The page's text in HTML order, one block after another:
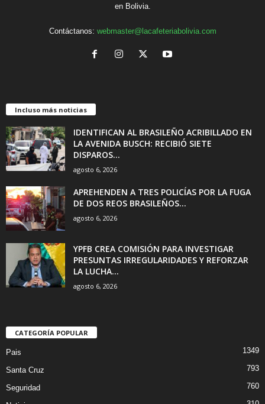
en Bolivia.
Contáctanos: webmaster@lacafeteriabolivia.com
Incluso más noticias
IDENTIFICAN AL BRASILEÑO ACRIBILLADO EN
LA AVENIDA BUSCH: RECIBIÓ SIETE
DISPAROS...
agosto 6, 2026
APREHENDEN A TRES POLICÍAS POR LA FUGA
DE DOS REOS BRASILEÑOS...
agosto 6, 2026
YPFB CREA COMISIÓN PARA INVESTIGAR
PRESUNTAS IRREGULARIDADES Y REFORZAR
LA LUCHA...
agosto 6, 2026
CATEGORÍA POPULAR
Pais 1349
Santa Cruz 793
Seguridad 760